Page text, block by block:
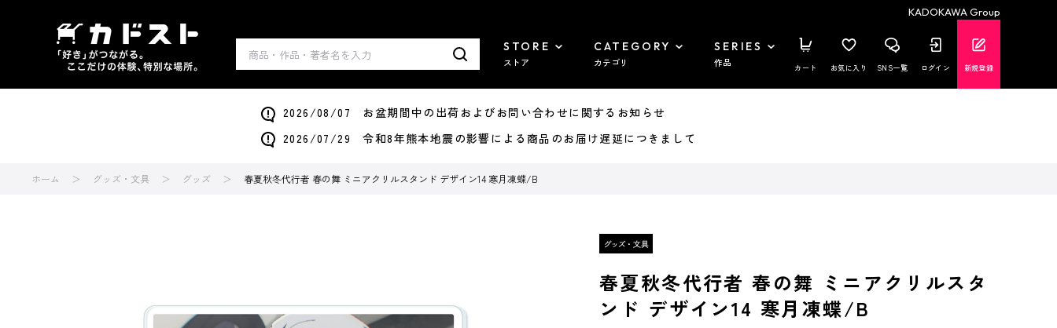
KADOKAWA Group
STORE
ストア
CATEGORY
カテゴリ
SERIES
作品 カート お気に入り SNS一覧 ログイン 新規登録
2026/08/07 お盆期間中の出荷およびお問い合わせに関するお知らせ
2026/07/29 令和8年熊本地震の影響による商品のお届け遅延につきまして
ホーム グッズ・文具 グッズ 春夏秋冬代行者 春の舞 ミニアクリルスタンド デザイン14 寒月凍蝶/B
春夏秋冬代行者 春の舞 ミニアクリルスタ
ンド デザイン14 寒月凍蝶/B